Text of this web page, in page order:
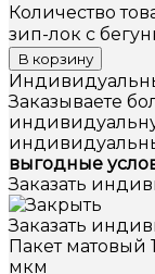
Количество
зип-лок с
В корзину
Заказываете
выгодные
Заказать
Заказать
Пакет матовый
мкм